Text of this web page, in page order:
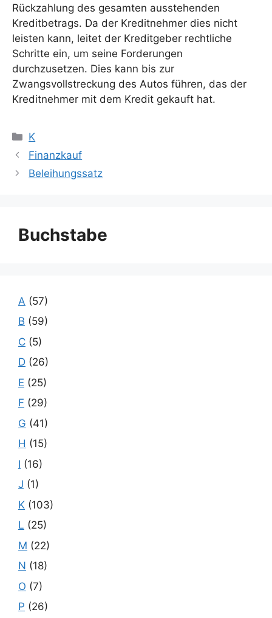
Rückzahlung des gesamten ausstehenden
Kreditbetrags. Da der Kreditnehmer dies nicht
leisten kann, leitet der Kreditgeber rechtliche
Schritte ein, um seine Forderungen
durchzusetzen. Dies kann bis zur
Zwangsvollstreckung des Autos führen, das der
Kreditnehmer mit dem Kredit gekauft hat.
Kategorien
K
Finanzkauf
Beleihungssatz
Buchstabe
A (57)
B (59)
C (5)
D (26)
E (25)
F (29)
G (41)
H (15)
I (16)
J (1)
K (103)
L (25)
M (22)
N (18)
O (7)
P (26)